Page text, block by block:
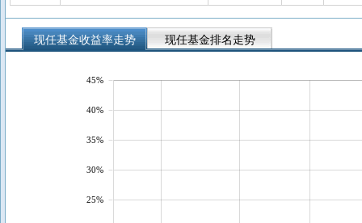
现任基金收益率走势 现任基金排名走势
25%
30%
35%
40%
45%